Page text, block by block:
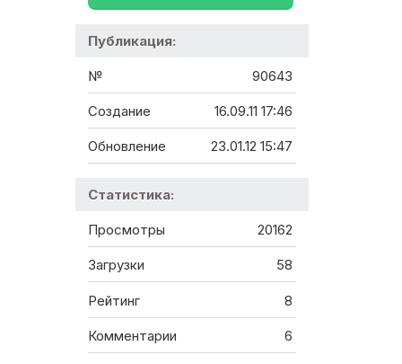
Публикация:
№ 90643
Создание 16.09.11 17:46
Обновление 23.01.12 15:47
Статистика:
Просмотры 20162
Загрузки 58
Рейтинг 8
Комментарии 6